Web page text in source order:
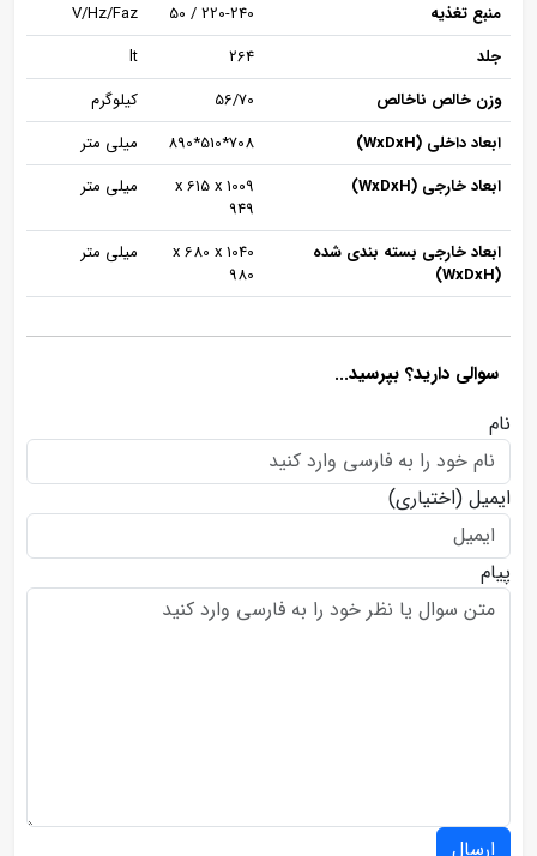
منبع تغذیه
220-240 / 50
V/Hz/Faz
جلد
264
lt
وزن خالص ناخالص
56/70
کیلوگرم
ابعاد داخلی (WxDxH)
708*510*890
میلی متر
ابعاد خارجی (WxDxH)
1009 x 615 x
949
میلی متر
ابعاد خارجی بسته بندی شده
(WxDxH)
1040 x 680 x
980
میلی متر
سوالی دارید؟ بپرسید...
نام
ایمیل (اختیاری)
پیام
ارسال